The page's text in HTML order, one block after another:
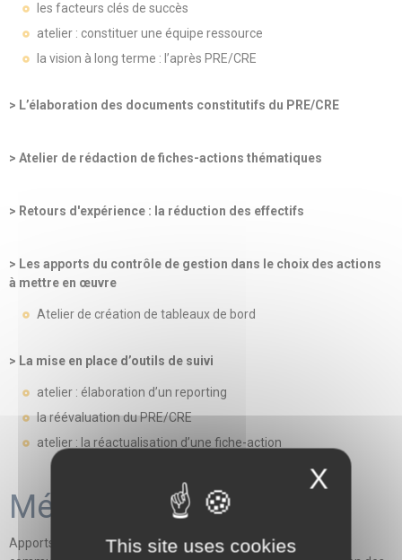
les facteurs clés de succès
atelier : constituer une équipe ressource
la vision à long terme : l’après PRE/CRE
> L’élaboration des documents constitutifs du PRE/CRE
> Atelier de rédaction de fiches-actions thématiques
> Retours d'expérience : la réduction des effectifs
> Les apports du contrôle de gestion dans le choix des actions
à mettre en œuvre
Atelier de création de tableaux de bord
> La mise en place d’outils de suivi
atelier : élaboration d’un reporting
la réévaluation du PRE/CRE
atelier : la réactualisation d’une fiche-action
Méthodes mobilisées
Apports théoriques - Une approche inédite et concrète de la
X
This site uses cookies